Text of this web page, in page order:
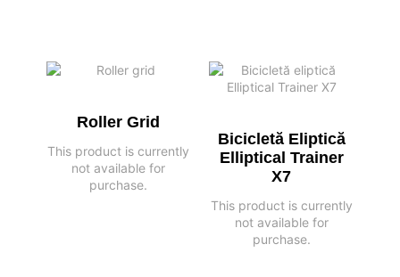
Roller Grid
This product is currently
not available for
purchase.
Bicicletă Eliptică
Elliptical Trainer
X7
This product is currently
not available for
purchase.